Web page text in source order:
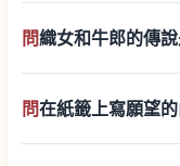
問織女和牛郎的傳
問在紙籤上寫願望